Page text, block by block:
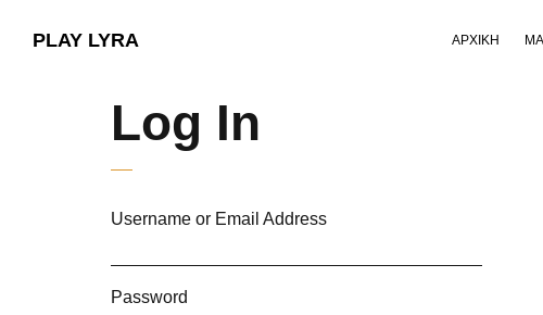
PLAY LYRA ΑΡΧΙΚΗ
Log In
Username or Email Address
Password